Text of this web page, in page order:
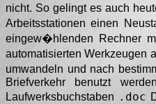
nicht. So gelingt es auch
Arbeitsstationen einen
eingew�hlenden Rechner
automatisierten Werkzeugen
umwandeln und nach
Briefverkehr benutzt
Laufwerksbuchstaben .doc